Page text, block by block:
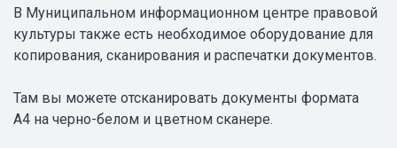
В Муниципальном информационном центре правовой
культуры также есть необходимое оборудование для
копирования, сканирования и распечатки документов.
Там вы можете отсканировать документы формата
А4 на черно-белом и цветном сканере.